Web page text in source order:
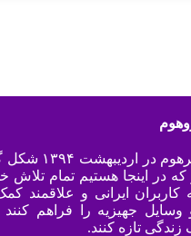
داستان پرهوم در
در اینجا هستیم تمام تلاش خود
کاربران ایرانی و علاقمند کمک
جهیزیه را فراهم کنند و
تازه کنند.